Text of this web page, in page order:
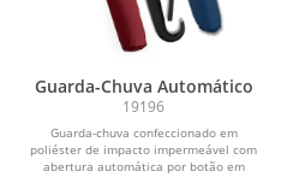
Guarda-Chuva Automático
19196
Guarda-chuva confeccionado em
poliéster de impacto impermeável com
abertura automática por botão em